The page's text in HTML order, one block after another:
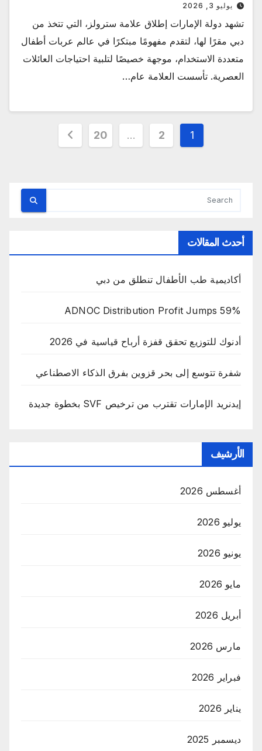
يوليو 3, 2026
تشهد دولة الإمارات إطلاق علامة سترولز، التي تتخذ من
دبي مقرًا لها، لتقدم مفهومًا مبتكرًا في عالم عربات أطفال
متعددة الاستخدام، موجهة خصيصًا لتلبية احتياجات العائلات
العصرية. تأسست العلامة عام…
تعدد
1
2
…
20
أحدث المقالات
أكاديمية طب الأطفال تنطلق من دبي
ADNOC Distribution Profit Jumps 59%
أدنوك للتوزيع تحقق قفزة أرباح قياسية في 2026
شفرة تتوسع إلى بحر قزوين بفرق الذكاء الاصطناعي
إيدنريد الإمارات تقترب من ترخيص SVF بخطوة جديدة
الأرشيف
أغسطس 2026
يوليو 2026
يونيو 2026
مايو 2026
أبريل 2026
مارس 2026
فبراير 2026
يناير 2026
ديسمبر 2025